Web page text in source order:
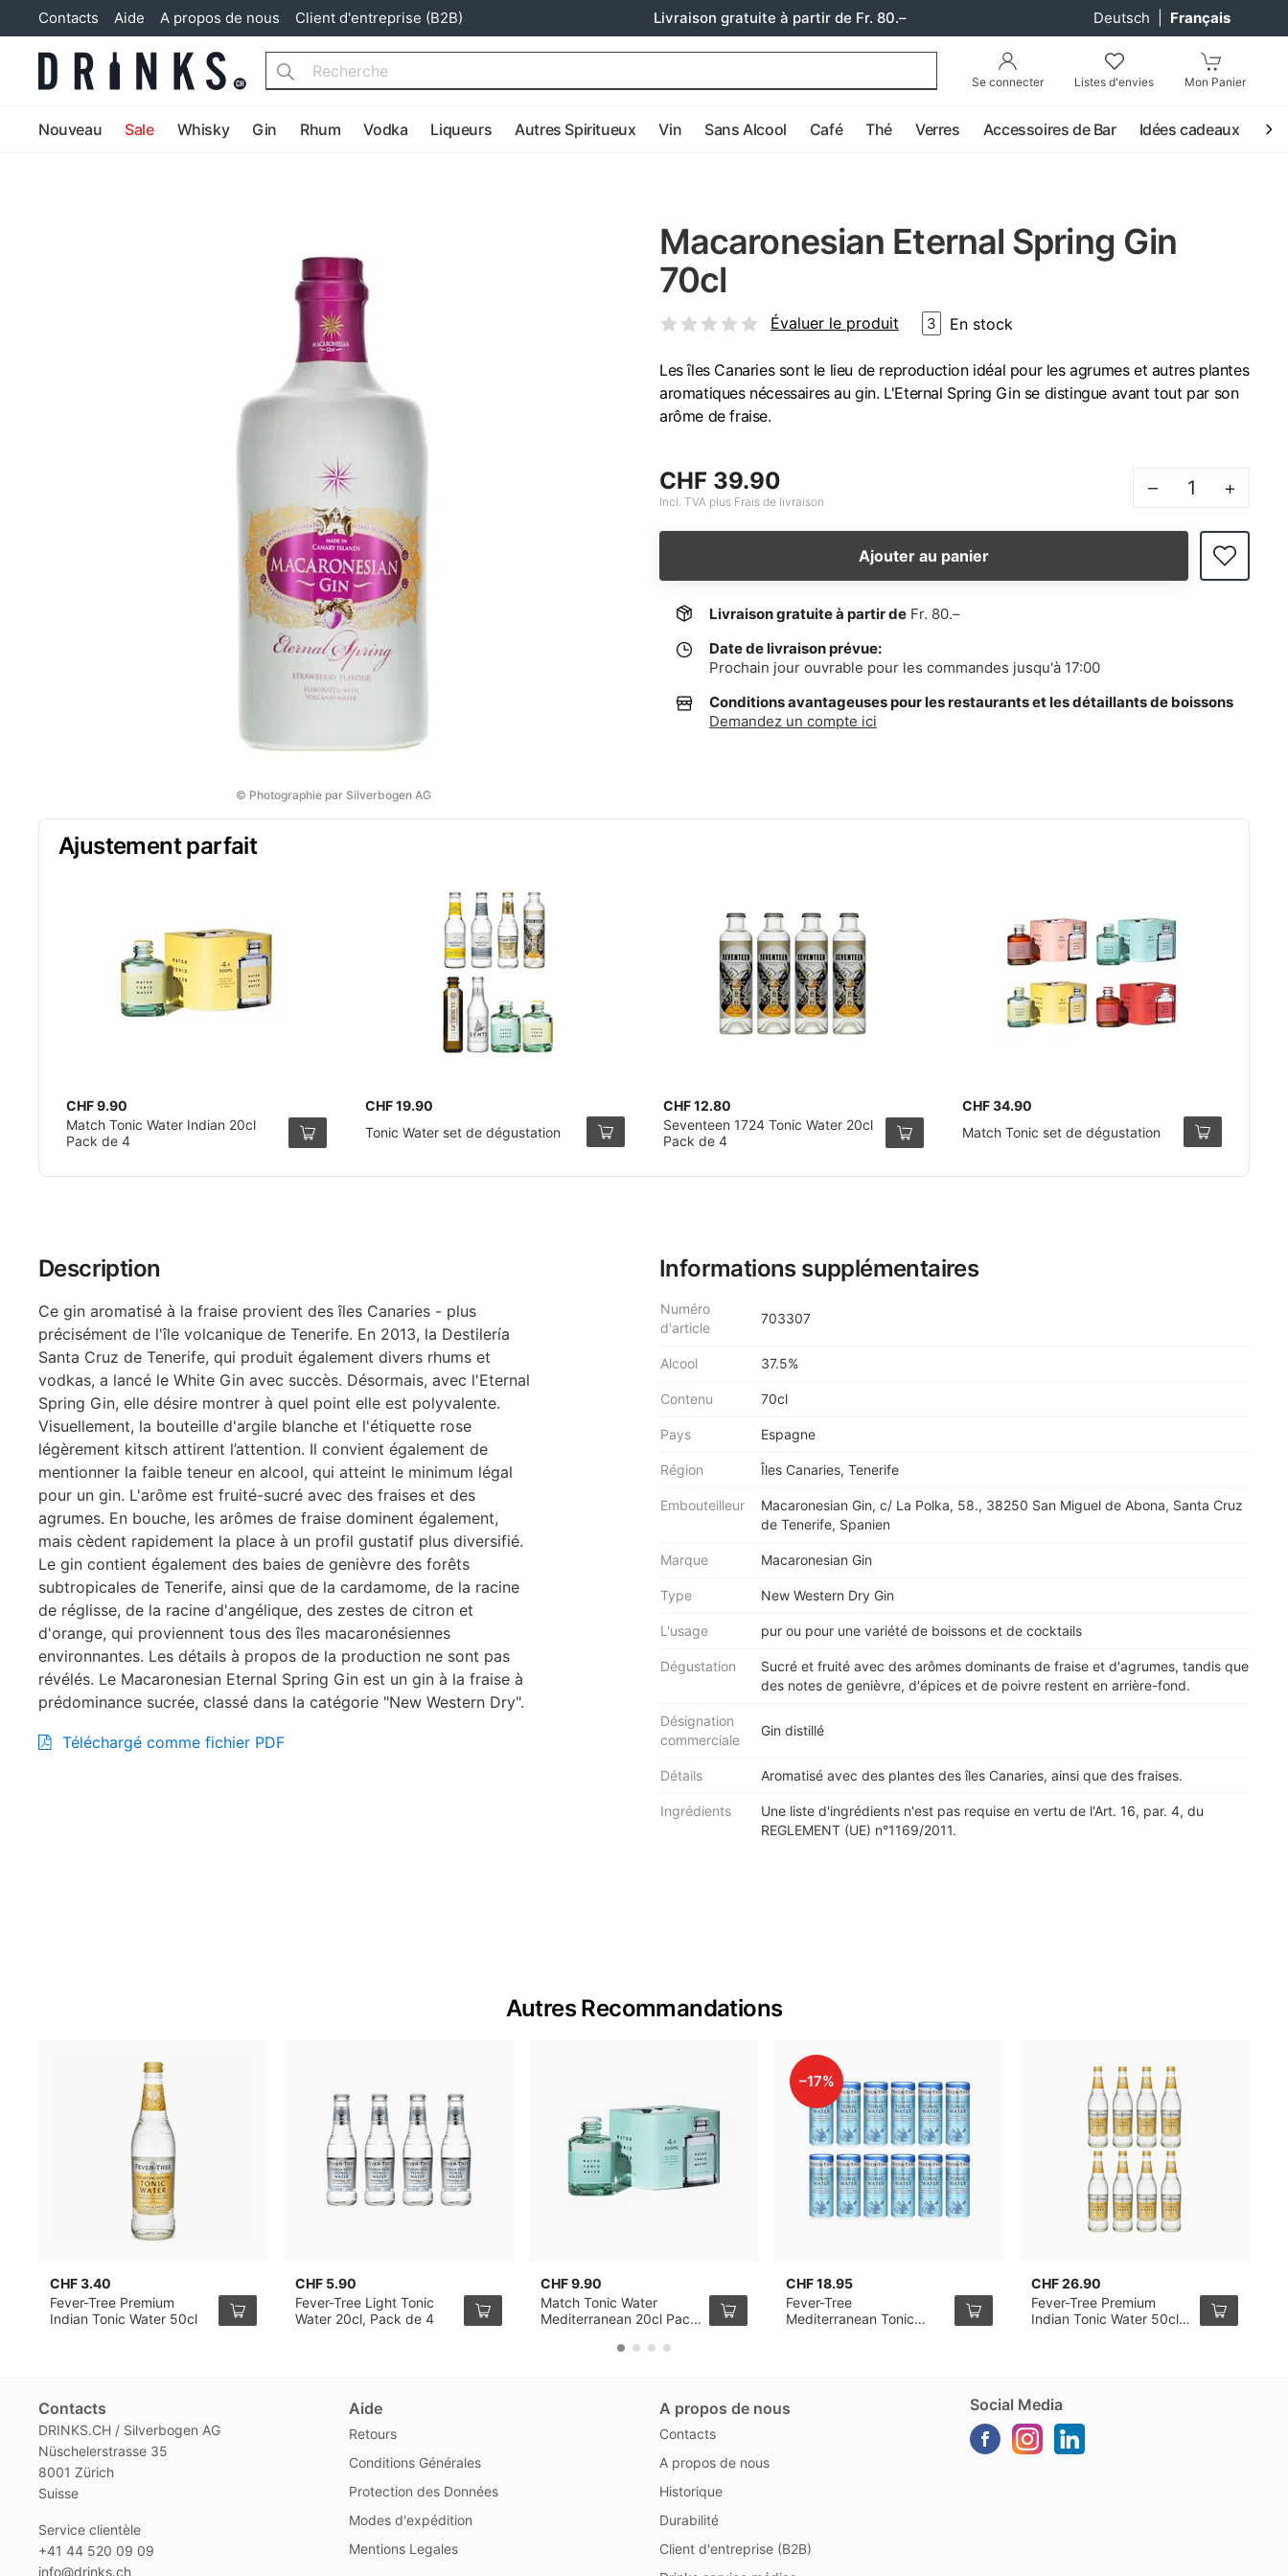
Contacts Aide A propos de nous Client d'entreprise (B2B) Livraison gratuite à partir de Fr. 80.– Deutsch Français
Se connecter Listes d'envies Mon Panier
Search
Nouveau Sale Whisky Gin Rhum Vodka Liqueurs Autres Spiritueux Vin Sans Alcool Café Thé Verres Accessoires de Bar Idées cadeaux
© Photographie par Silverbogen AG
Macaronesian Eternal Spring Gin
70cl
Évaluer le produit 3 En stock
Les îles Canaries sont le lieu de reproduction idéal pour les agrumes et autres plantes
aromatiques nécessaires au gin. L'Eternal Spring Gin se distingue avant tout par son
arôme de fraise.
CHF 39.90
Incl. TVA plus Frais de livraison
– +
Ajouter au panier
Livraison gratuite à partir de Fr. 80.–
Date de livraison prévue:
Prochain jour ouvrable pour les commandes jusqu'à 17:00
Conditions avantageuses pour les restaurants et les détaillants de boissons
Demandez un compte ici
Ajustement parfait
CHF 9.90
Match Tonic Water Indian 20cl
Pack de 4
CHF 19.90
Tonic Water set de dégustation
CHF 12.80
Seventeen 1724 Tonic Water 20cl
Pack de 4
CHF 34.90
Match Tonic set de dégustation
Description
Ce gin aromatisé à la fraise provient des îles Canaries - plus
précisément de l'île volcanique de Tenerife. En 2013, la Destilería
Santa Cruz de Tenerife, qui produit également divers rhums et
vodkas, a lancé le White Gin avec succès. Désormais, avec l'Eternal
Spring Gin, elle désire montrer à quel point elle est polyvalente.
Visuellement, la bouteille d'argile blanche et l'étiquette rose
légèrement kitsch attirent l’attention. Il convient également de
mentionner la faible teneur en alcool, qui atteint le minimum légal
pour un gin. L'arôme est fruité-sucré avec des fraises et des
agrumes. En bouche, les arômes de fraise dominent également,
mais cèdent rapidement la place à un profil gustatif plus diversifié.
Le gin contient également des baies de genièvre des forêts
subtropicales de Tenerife, ainsi que de la cardamome, de la racine
de réglisse, de la racine d'angélique, des zestes de citron et
d'orange, qui proviennent tous des îles macaronésiennes
environnantes. Les détails à propos de la production ne sont pas
révélés. Le Macaronesian Eternal Spring Gin est un gin à la fraise à
prédominance sucrée, classé dans la catégorie "New Western Dry".
Téléchargé comme fichier PDF
Informations supplémentaires
Numéro
d'article
703307
Alcool 37.5%
Contenu 70cl
Pays Espagne
Région Îles Canaries, Tenerife
Embouteilleur
Macaronesian Gin, c/ La Polka, 58., 38250 San Miguel de Abona, Santa Cruz
de Tenerife, Spanien
Marque Macaronesian Gin
Type New Western Dry Gin
L'usage pur ou pour une variété de boissons et de cocktails
Dégustation
Sucré et fruité avec des arômes dominants de fraise et d'agrumes, tandis que
des notes de genièvre, d'épices et de poivre restent en arrière-fond.
Désignation
commerciale
Gin distillé
Détails Aromatisé avec des plantes des îles Canaries, ainsi que des fraises.
Ingrédients
Une liste d'ingrédients n'est pas requise en vertu de l'Art. 16, par. 4, du
REGLEMENT (UE) n°1169/2011.
Autres Recommandations
CHF 3.40
Fever-Tree Premium
Indian Tonic Water 50cl
CHF 5.90
Fever-Tree Light Tonic
Water 20cl, Pack de 4
CHF 9.90
Match Tonic Water
Mediterranean 20cl Pack
–17%
CHF 18.95
Fever-Tree
Mediterranean Tonic
CHF 26.90
Fever-Tree Premium
Indian Tonic Water 50cl
Contacts
DRINKS.CH / Silverbogen AG
Nüschelerstrasse 35
8001 Zürich
Suisse
Service clientèle
+41 44 520 09 09
info@drinks.ch
Aide
Retours
Conditions Générales
Protection des Données
Modes d'expédition
Mentions Legales
A propos de nous
Contacts
A propos de nous
Historique
Durabilité
Client d'entreprise (B2B)
Social Media